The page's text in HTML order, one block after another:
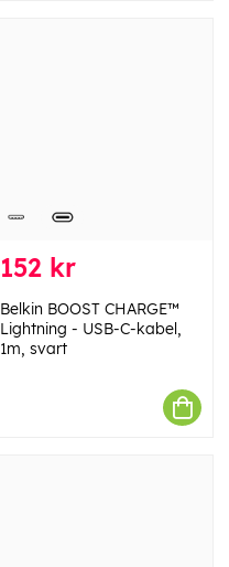
152 kr
Belkin BOOST CHARGE™
Lightning - USB-C-kabel,
1m, svart